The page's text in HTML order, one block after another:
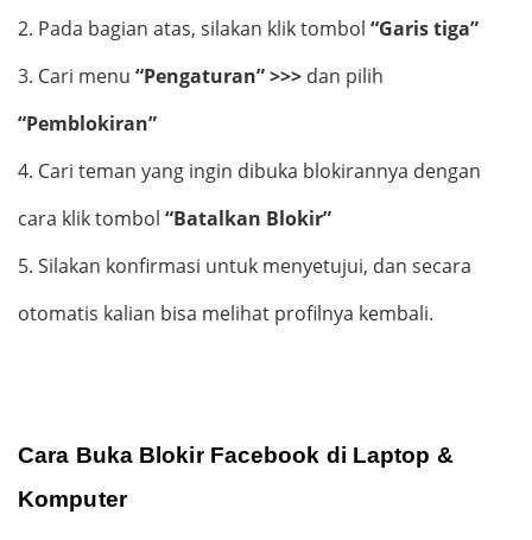
2. Pada bagian atas, silakan klik tombol “Garis tiga”
3. Cari menu “Pengaturan” >>> dan pilih
“Pemblokiran”
4. Cari teman yang ingin dibuka blokirannya dengan
cara klik tombol “Batalkan Blokir”
5. Silakan konfirmasi untuk menyetujui, dan secara
otomatis kalian bisa melihat profilnya kembali.
Cara Buka Blokir Facebook di Laptop &
Komputer